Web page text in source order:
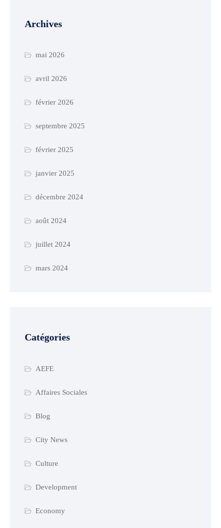
Archives
mai 2026
avril 2026
février 2026
septembre 2025
février 2025
janvier 2025
décembre 2024
août 2024
juillet 2024
mars 2024
Catégories
AEFE
Affaires Sociales
Blog
City News
Culture
Development
Economy